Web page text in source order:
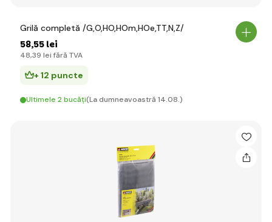
Grilă completă /G,O,HO,HOm,HOe,TT,N,Z/
58,55 lei
48,39 lei fără TVA
+ 12 puncte
Ultimele 2 bucăți(La dumneavoastră 14.08.)